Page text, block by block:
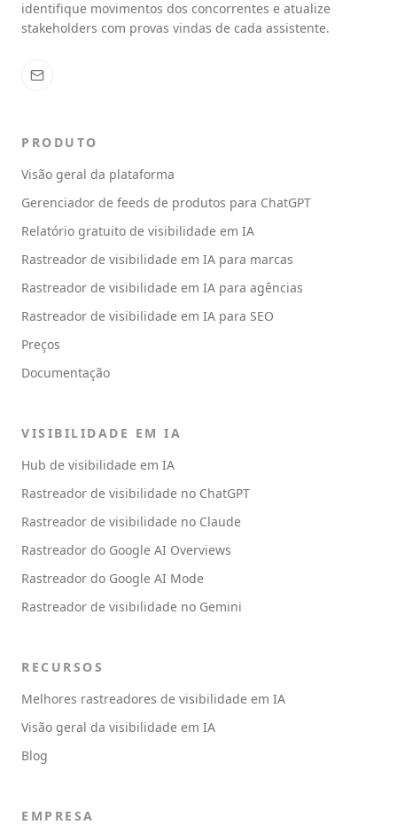
identifique movimentos dos concorrentes e atualize
stakeholders com provas vindas de cada assistente.
PRODUTO
Visão geral da plataforma
Gerenciador de feeds de produtos para ChatGPT
Relatório gratuito de visibilidade em IA
Rastreador de visibilidade em IA para marcas
Rastreador de visibilidade em IA para agências
Rastreador de visibilidade em IA para SEO
Preços
Documentação
VISIBILIDADE EM IA
Hub de visibilidade em IA
Rastreador de visibilidade no ChatGPT
Rastreador de visibilidade no Claude
Rastreador do Google AI Overviews
Rastreador do Google AI Mode
Rastreador de visibilidade no Gemini
RECURSOS
Melhores rastreadores de visibilidade em IA
Visão geral da visibilidade em IA
Blog
EMPRESA